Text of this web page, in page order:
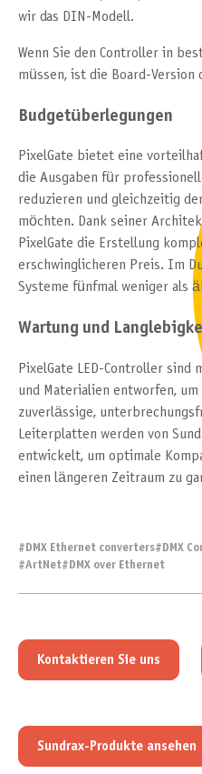
wir das DIN-Modell.
Wenn Sie den Controller in
müssen, ist die Board-Version
Budgetüberlegungen
PixelGate bietet eine
die Ausgaben für
reduzieren und gleichzeitig
möchten. Dank seiner
PixelGate die Erstellung
erschwinglicheren Preis. Im
Systeme fünfmal weniger als
Wartung und
PixelGate LED-Controller
und Materialien entworfen,
zuverlässige,
Leiterplatten werden von
entwickelt, um optimale
einen längeren Zeitraum zu
# DMX Ethernet converters# DMX
#ArtNet# DMX over Ethernet
Kontaktieren Sie uns
Sundrax-Produkte ansehen